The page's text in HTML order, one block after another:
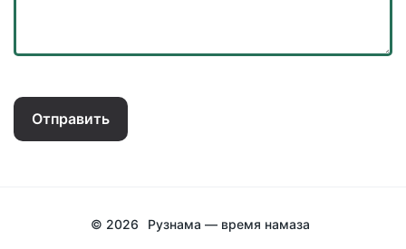
Отправить
© 2026 Рузнама — время намаза